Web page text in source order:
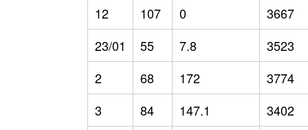
12
107 0
3667
23/01
55 7.8
3523
2
68 172
3774
3
84 147.1 3402